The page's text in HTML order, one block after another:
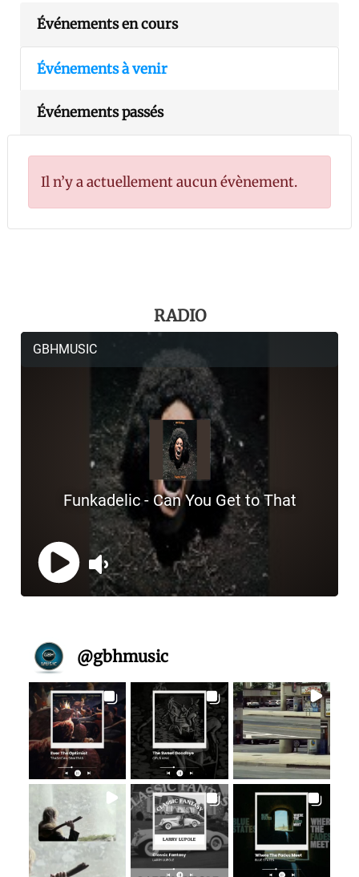
Événements en cours
Événements à venir
Événements passés
Il n’y a actuellement aucun évènement.
RADIO
@gbhmusic